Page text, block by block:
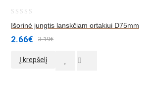
of
Išorinė jungtis lanskčiam ortakiui D75mm
3.19€
2.66€
Į krepšelį